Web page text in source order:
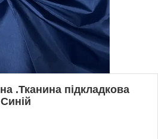
.Тканина підкладкова